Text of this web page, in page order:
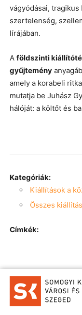
vágyódásai,
szertelenség,
lírájában.
A földszinti
gyűjtemény
amely a korabeli
mutatja be Juhász
hálóját: a költőt és
Kategóriák:
Kiállítások a
Összes kiállítás
Címkék: